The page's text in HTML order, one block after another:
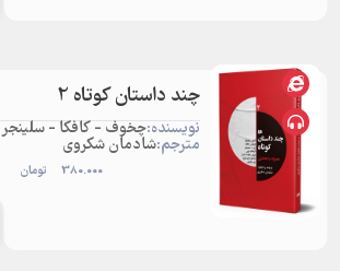
چند داستان کوتاه 2
نویسنده:چخوف - کافکا - سلینجر
مترجم:شادمان شکروی
380.000 تومان